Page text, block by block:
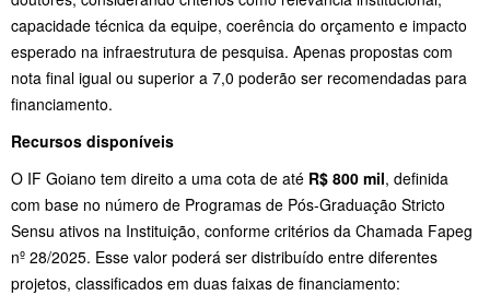
capacidade técnica da equipe, coerência do orçamento e impacto
esperado na infraestrutura de pesquisa. Apenas propostas com
nota final igual ou superior a 7,0 poderão ser recomendadas para
financiamento.
Recursos disponíveis
O IF Goiano tem direito a uma cota de até R$ 800 mil, definida
com base no número de Programas de Pós-Graduação Stricto
Sensu ativos na Instituição, conforme critérios da Chamada Fapeg
nº 28/2025. Esse valor poderá ser distribuído entre diferentes
projetos, classificados em duas faixas de financiamento: